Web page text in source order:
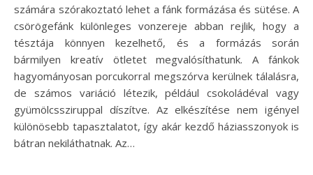
számára szórakoztató lehet a fánk formázása és sütése. A
csörögefánk különleges vonzereje abban rejlik, hogy a
tésztája könnyen kezelhető, és a formázás során
bármilyen kreatív ötletet megvalósíthatunk. A fánkok
hagyományosan porcukorral megszórva kerülnek tálalásra,
de számos variáció létezik, például csokoládéval vagy
gyümölcssziruppal díszítve. Az elkészítése nem igényel
különösebb tapasztalatot, így akár kezdő háziasszonyok is
bátran nekiláthatnak. Az…